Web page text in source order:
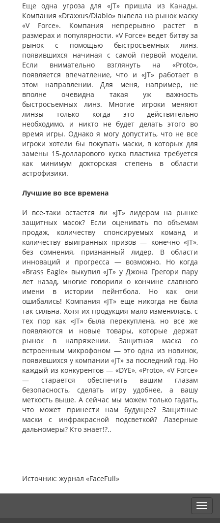
Еще одна угроза для «JT» пришла из Канады.
Компания «Draxxus/Diablo» вывела на рынок маску
«V Force». Компания непрерывно растет в
размерах и популярности. «V Force» ведет битву за
рынок с помощью быстросъемных линз,
появившихся начиная с самой первой модели.
Если внимательно взглянуть на «Proto»,
появляется впечатление, что и «JT» работает в
этом направлении. Для меня, например, не
вполне очевидна такая уж важность
быстросъемных линз. Многие игроки меняют
линзы только когда это действительно
необходимо, и никто не будет делать этого во
время игры. Однако я могу допустить, что не все
игроки хотели бы покупать маски, в которых для
замены 15-долларового куска пластика требуется
как минимум докторская степень в области
астрофизики.
Лучшие во все времена
И все-таки остается ли «JT» лидером на рынке
защитных масок? Если оценивать по объемам
продаж, количеству спонсируемых команд и
количеству выигранных призов — конечно «JT»,
без сомнения, признанный лидер. В области
инноваций и прогресса — возможно. Но когда
«Brass Eagle» выкупил «JT» у Джона Грегори пару
лет назад, многие говорили о кончине славного
имени в истории пейнтбола. Но как они
ошибались! Компания «JT» еще никогда не была
так сильна. Хотя их продукция мало изменилась, с
тех пор как «JT» была перекуплена, но все же
появляются и новые товары, которые держат
рынок в напряжении. Защитная маска со
встроенным микрофоном — это одна из новинок,
появившихся у компании «JT» за последний год. Но
каждый из конкурентов — «DYE», «Proto», «V Force»
— старается обеспечить вашим глазам
безопасность, сделать игру удобнее, а вашу
меткость выше. А сейчас мы можем только гадать,
что может принести нам будущее? Защитные
маски с инфракрасной подсветкой? Лазерные
дальномеры? Кто знает!?..
Источник: журнал «FaceFull»